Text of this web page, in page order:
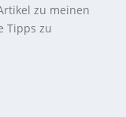
zu meinen
Tipps zu